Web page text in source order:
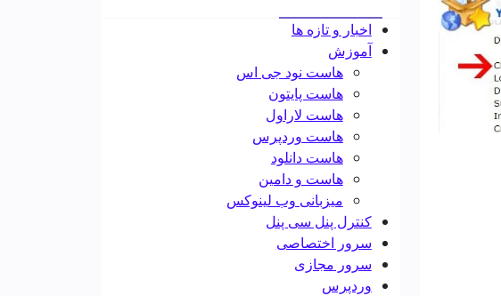
اخبار و تازه ها
آموزش
هاست نود جی اس
هاست پایتون
هاست لاراول
هاست وردپرس
هاست دانلود
هاست و دامین
میزبانی وب لینوکس
کنترل پنل سی پنل
سرور اختصاصی
سرور مجازی
وردپرس